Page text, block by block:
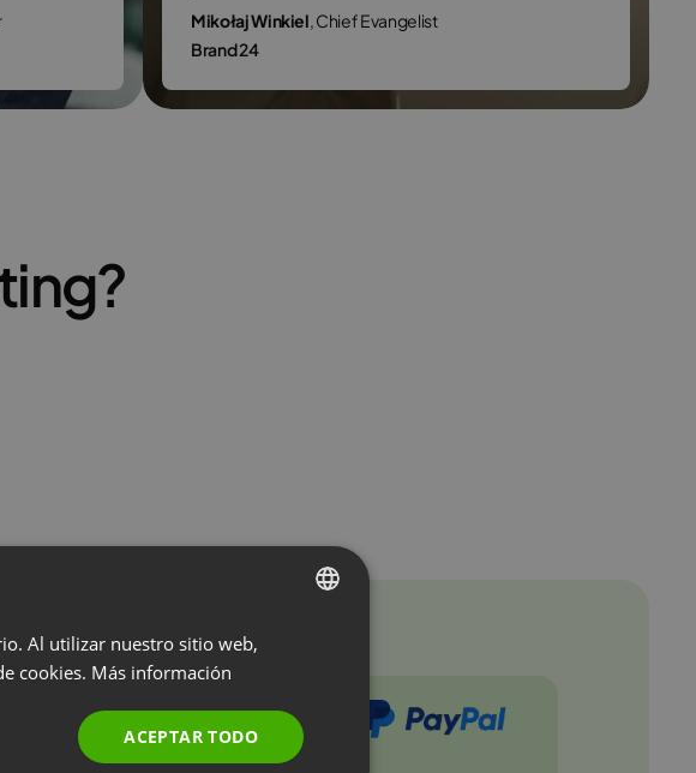
Mikołaj Winkiel, Chief Evangelist
Brand 24
ENGLISH
POLISH
Al utilizar nuestro sitio web,
cookies. Más información
ACEPTAR TODO